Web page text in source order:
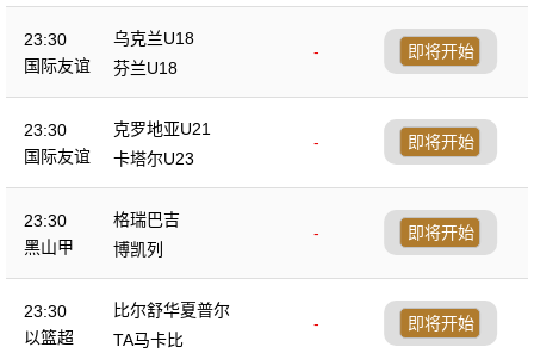
23:30
国际友谊
乌克兰U18
-
芬兰U18
即将开始
23:30
国际友谊
克罗地亚U21
-
卡塔尔U23
即将开始
23:30
黑山甲
格瑞巴吉
-
博凯列
即将开始
23:30
以篮超
比尔舒华夏普尔
-
TA马卡比
即将开始